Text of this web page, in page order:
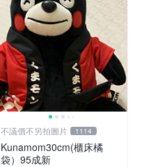
不議價不另拍圖片 1114
Kunamom30cm(櫃床橘
袋）95成新